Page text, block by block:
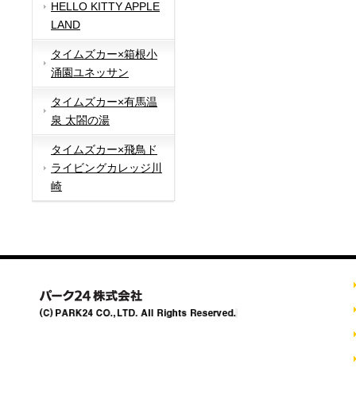
HELLO KITTY APPLE
LAND
タイムズカー×箱根小
涌園ユネッサン
タイムズカー×有馬温
泉 太閤の湯
タイムズカー×飛鳥ド
ライビングカレッジ川
崎